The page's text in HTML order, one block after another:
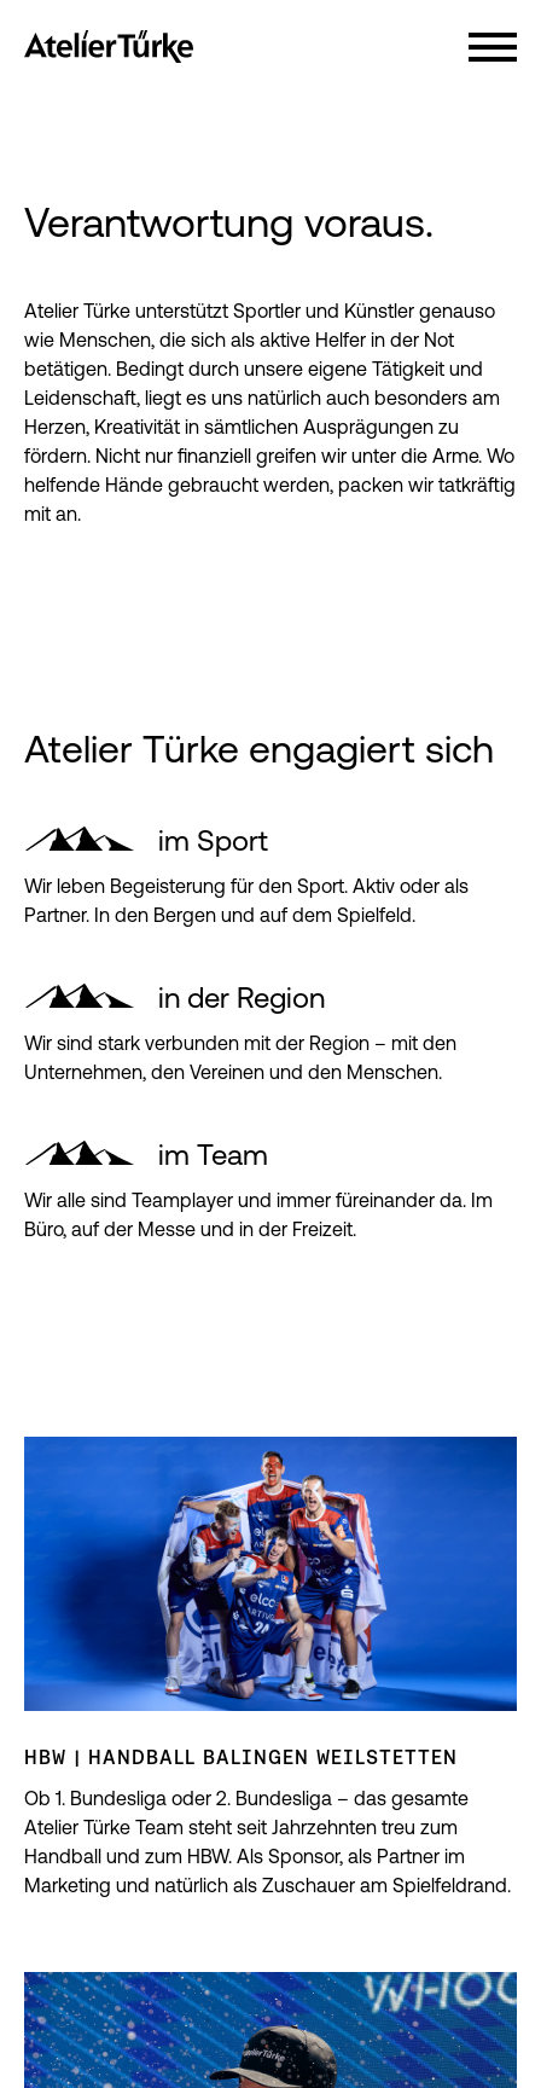
Verantwortung voraus.
Atelier Türke unterstützt Sportler und Künstler genauso
wie Menschen, die sich als aktive Helfer in der Not
betätigen. Bedingt durch unsere eigene Tätigkeit und
Leidenschaft, liegt es uns natürlich auch besonders am
Herzen, Kreativität in sämtlichen Ausprägungen zu
fördern. Nicht nur finanziell greifen wir unter die Arme. Wo
helfende Hände gebraucht werden, packen wir tatkräftig
mit an.
Atelier Türke engagiert sich
im Sport
Wir leben Begeisterung für den Sport. Aktiv oder als
Partner. In den Bergen und auf dem Spielfeld.
in der Region
Wir sind stark verbunden mit der Region – mit den
Unternehmen, den Vereinen und den Menschen.
im Team
Wir alle sind Teamplayer und immer füreinander da. Im
Büro, auf der Messe und in der Freizeit.
HBW | HANDBALL BALINGEN WEILSTETTEN
Ob 1. Bundesliga oder 2. Bundesliga – das gesamte
Atelier Türke Team steht seit Jahrzehnten treu zum
Handball und zum HBW. Als Sponsor, als Partner im
Marketing und natürlich als Zuschauer am Spielfeldrand.